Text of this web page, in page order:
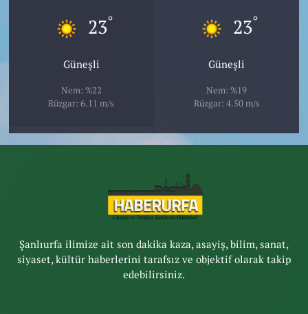
23°
Güneşli
Nem: %22
Rüzgar: 6.11 m/s
23°
Güneşli
Nem: %19
Rüzgar: 4.50 m/s
Şanlıurfa ilimize ait son dakika kaza, asayiş, bilim, sanat,
siyaset, kültür haberlerini tarafsız ve objektif olarak takip
edebilirsiniz.